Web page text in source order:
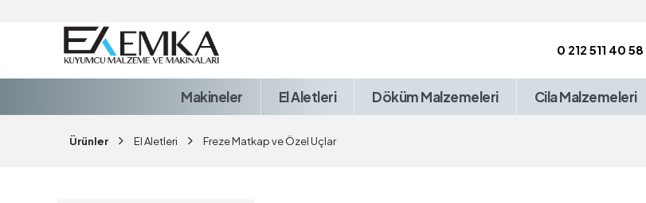
0 212 511 40 58
Makineler El Aletleri Döküm Malzemeleri Cila Malzemeleri
Ürünler El Aletleri Freze Matkap ve Özel Uçlar